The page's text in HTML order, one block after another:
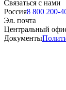
Связаться с нами
Россия8 800 200-
Эл. почта
Центральный
Документы